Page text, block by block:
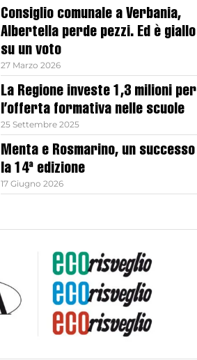
Consiglio comunale a Verbania,
Albertella perde pezzi. Ed è giallo
su un voto
27 Marzo 2026
La Regione investe 1,3 milioni per
l’offerta formativa nelle scuole
25 Settembre 2025
Menta e Rosmarino, un successo
la 14ª edizione
17 Giugno 2026